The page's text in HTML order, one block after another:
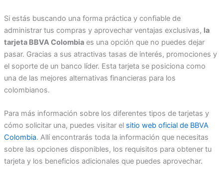
Si estás buscando una forma práctica y confiable de
administrar tus compras y aprovechar ventajas exclusivas, la
tarjeta BBVA Colombiaes una opción que no puedes dejar
pasar. Gracias a sus atractivas tasas de interés, promociones y
el soporte de un banco líder. Esta tarjeta se posiciona como
una de las mejores alternativas financieras para los
colombianos.
Para más información sobre los diferentes tipos de tarjetas y
cómo solicitar una, puedes visitar el sitio web oficial de BBVA
Colombia. Allí encontrarás toda la información que necesitas
sobre las opciones disponibles, los requisitos para obtener tu
tarjeta y los beneficios adicionales que puedes aprovechar.